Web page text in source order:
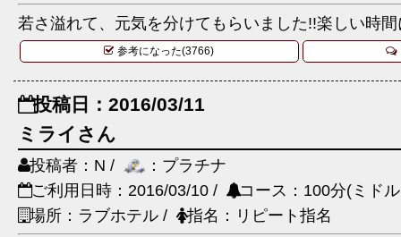
若さ溢れて、元気を分けてもらいました!!楽しい時
参考になった(3766)
投稿日：2016/03/11
ミライさん
投稿者：N /
：プラチナ
ご利用日時：2016/03/10 /
コース：100分(ミド
場所：ラブホテル /
指名：リピート指名